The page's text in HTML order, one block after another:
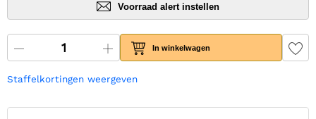
Voorraad alert instellen
In winkelwagen
Staffelkortingen weergeven